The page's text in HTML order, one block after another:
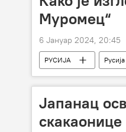
Муромец“
6 Јануар 2024, 20:45
РУСИЈА Русија
војни авион
Јапанац
скакаонице